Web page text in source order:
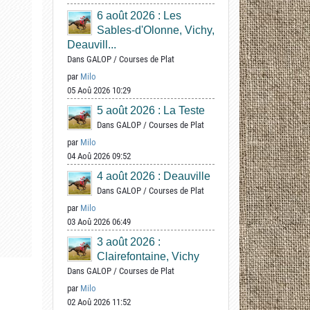
6 août 2026 : Les
Sables-d'Olonne, Vichy,
Deauvill...
Dans GALOP / Courses de Plat
par Milo
05 Aoû 2026 10:29
5 août 2026 : La Teste
Dans GALOP / Courses de Plat
par Milo
04 Aoû 2026 09:52
4 août 2026 : Deauville
Dans GALOP / Courses de Plat
par Milo
03 Aoû 2026 06:49
3 août 2026 :
Clairefontaine, Vichy
Dans GALOP / Courses de Plat
par Milo
02 Aoû 2026 11:52